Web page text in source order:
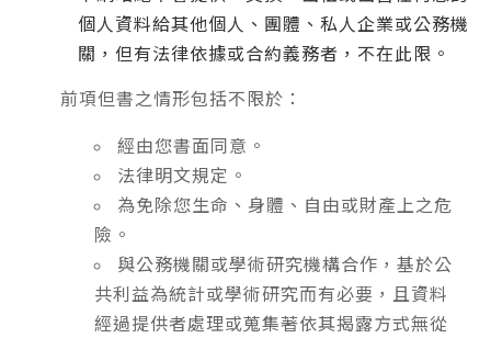
個人資料給其他個人、團體、私人企業或公務機
關，但有法律依據或合約義務者，不在此限。
前項但書之情形包括不限於：
經由您書面同意。
法律明文規定。
為免除您生命、身體、自由或財產上之危
險。
與公務機關或學術研究機構合作，基於公
共利益為統計或學術研究而有必要，且資料
經過提供者處理或蒐集著依其揭露方式無從